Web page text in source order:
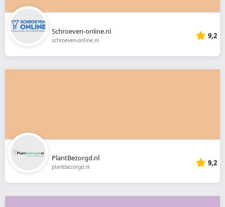
Schroeven-online.nl
schroeven-online.nl 9,2
PlantBezorgd.nl
plantbezorgd.nl 9,2